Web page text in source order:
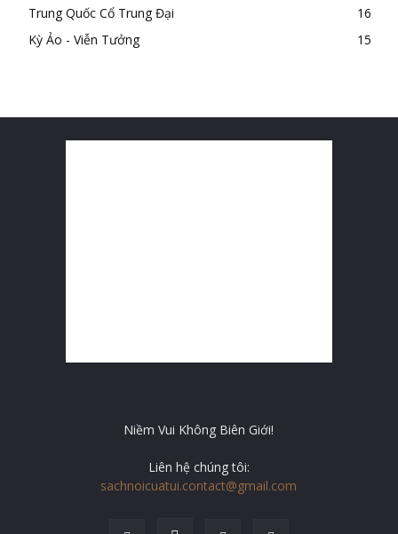
Trung Quốc Cổ Trung Đại
16
Kỳ Ảo - Viễn Tưởng
15
Niềm Vui Không Biên Giới!
Liên hệ chúng tôi:
sachnoicuatui.contact@gmail.com